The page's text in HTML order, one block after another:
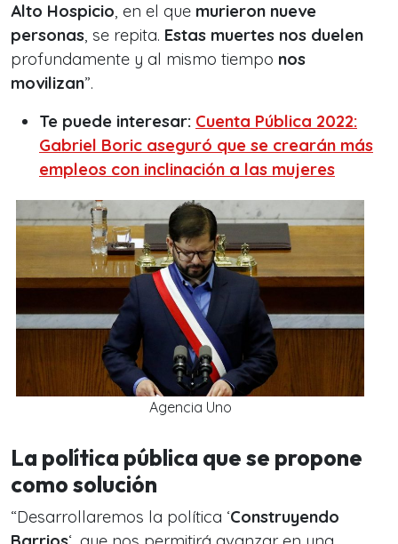
Alto Hospicio, en el que murieron nueve
personas, se repita. Estas muertes nos duelen
profundamente y al mismo tiempo nos
movilizan”.
Te puede interesar: Cuenta Pública 2022:
Gabriel Boric aseguró que se crearán más
empleos con inclinación a las mujeres
Agencia Uno
La política pública que se propone
como solución
“Desarrollaremos la política ‘Construyendo